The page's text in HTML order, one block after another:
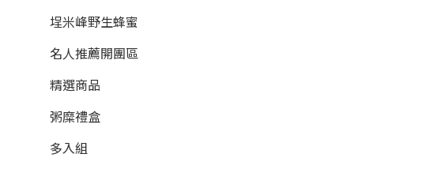
埕米峰野生蜂蜜
名人推薦開團區
精選商品
粥糜禮盒
多入組